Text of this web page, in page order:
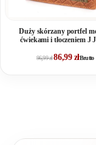
Duży skórzany portfel
ćwiekami i tłoczeniem J
96,99zł86,99 złBrutto